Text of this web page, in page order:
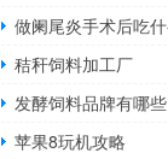
秸秆饲料加工厂
发酵饲料品牌有哪些
苹果8玩机攻略